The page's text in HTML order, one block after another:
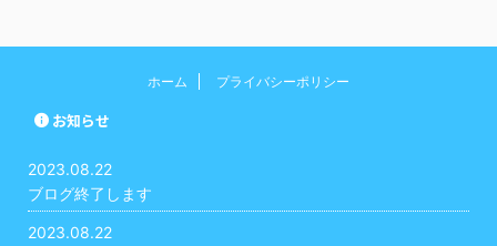
ホーム プライバシーポリシー
お知らせ
2023.08.22
ブログ終了します
2023.08.22